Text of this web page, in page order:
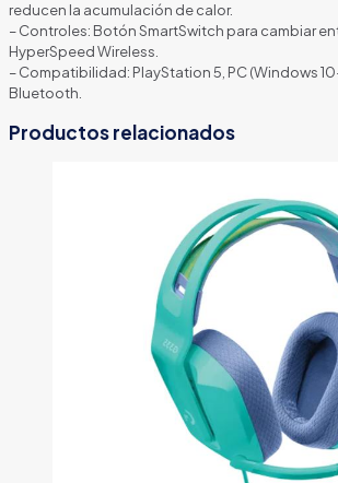
reducen la acumulación de calor.
– Controles: Botón SmartSwitch para cambiar
HyperSpeed Wireless.
– Compatibilidad: PlayStation 5, PC (Windows
Bluetooth.
Productos relacionados